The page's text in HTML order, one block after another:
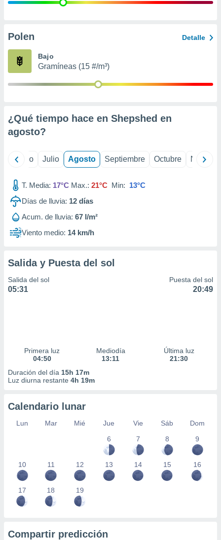
e
publicidad
Polen Detalle
Bajo
Gramíneas (15 #/m³)
¿Qué tiempo hace en Shepshed en
agosto?
Junio Julio Agosto Septiembre Octubre
T. Media: 17°C Max.: 21°C Min: 13°C
Días de lluvia: 12 días
Acum. de lluvia: 67 l/m²
Viento medio: 14 km/h
Salida y Puesta del sol
Salida del sol
05:31
Puesta del sol
20:49
Primera luz
04:50
Mediodía
13:11
Última luz
21:30
Duración del día 15h 17m
Luz diurna restante 4h 19m
Calendario lunar
Lun Mar Mié Jue Vie Sáb
Dom
6
7 8 9
10 11 12 13 14 15 16
17 18 19
Compartir predicción